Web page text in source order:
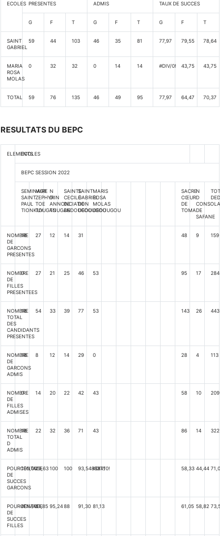
ECOLES PRESENTES ADMIS TAUX DE SUCCES
G F T G F T G F T
SAINT
GABRIEL
59 44 103 46 35 81 77,97 79,55 78,64
MARIA
ROSA
MOLAS
0 32 32 0 14 14 #DIV/0! 43,75 43,75
TOTAL 59 76 135 46 49 95 77,97 64,47 70,37
RESULTATS DU BEPC
ELEMENTS
ECOLES
BEPC SESSION 2022
SEMINAIRE
SAINT
PAUL
TIONKUY
MGR
ZEPHYRIN
TOE
TOUGAN
N
D
ANNONCIATION
TOUGAN
SAINTE
CECILE
DE
DEDOUGOU
SAINT
GABRIEL
DE
DEDOUGOU
MARIS
ROSA
MOLAS
DEDOUGOU
SACRE
CŒUR
DE
TOMA
N
D
DE
SAFANE
NOMBRE
DE
GARCONS
PRESENTES
18 27 12 14 31 48 9 159
NOMBRE
DE
FILLES
PRESENTEES
0 27 21 25 46 53 95 17 284
NOMBRE
TOTAL
DES
CANDIDANTS
PRESENTES
18 54 33 39 77 53 143 26 443
NOMBRE
DE
GARCONS
ADMIS
18 8 12 14 29 0 28 4 113
NOMBRE
DE
FILLES
ADMISES
0 14 20 22 42 43 58 10 209
NOMBRE
TOTAL
D
ADMIS
18 22 32 36 71 43 86 14 322
POURCENTAGE
DE
SUCCES
GARCONS
100,0029,63100 100 93,5483871
#DIV/0! 58,33 44,44
POURCENTAGE
DE
SUCCES
FILLES
#DIV/0!51,85 95,2488 91,30 81,13 61,05 58,82